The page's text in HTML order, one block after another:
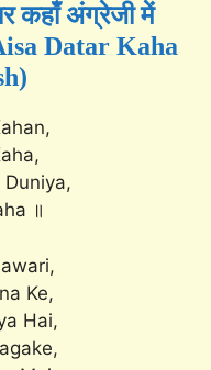
कहाँ अंग्रेजी में
Datar Kaha
Duniya,
॥
Ke,
Hai,